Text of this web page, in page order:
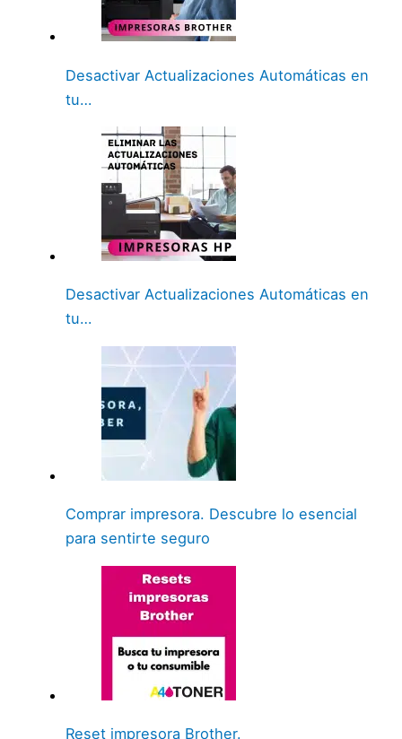
Desactivar Actualizaciones Automáticas en
tu…
Desactivar Actualizaciones Automáticas en
tu…
Comprar impresora. Descubre lo esencial
para sentirte seguro
Reset impresora Brother.